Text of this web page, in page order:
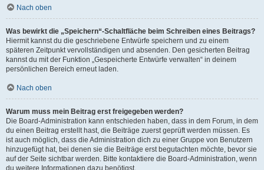
Nach oben
Was bewirkt die „Speichern“-Schaltfläche beim Schreiben eines Beitrags?
Hiermit kannst du die geschriebene Entwürfe speichern und zu einem
späteren Zeitpunkt vervollständigen und absenden. Den gesicherten Beitrag
kannst du mit der Funktion „Gespeicherte Entwürfe verwalten“ in deinem
persönlichen Bereich erneut laden.
Nach oben
Warum muss mein Beitrag erst freigegeben werden?
Die Board-Administration kann entschieden haben, dass in dem Forum, in dem
du einen Beitrag erstellt hast, die Beiträge zuerst geprüft werden müssen. Es
ist auch möglich, dass die Administration dich zu einer Gruppe von Benutzern
hinzugefügt hat, bei denen sie die Beiträge erst begutachten möchte, bevor sie
auf der Seite sichtbar werden. Bitte kontaktiere die Board-Administration, wenn
du weitere Informationen dazu benötigst.